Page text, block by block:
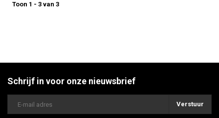
Toon 1 - 3 van 3
Schrijf in voor onze nieuwsbrief
Verstuur